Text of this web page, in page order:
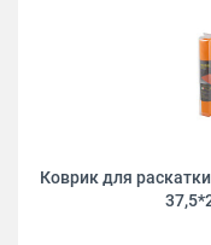
Коврик для